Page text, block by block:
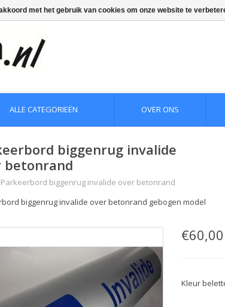
ALLE CATEGORIEËN OVER ONS
biggenrug invalide
betonrand
Parkeerbord biggenrug invalide over betonrand
biggenrug invalide over betonrand gebogen model
€60,00
Kleur
met het gebruik van cookies om onze website te